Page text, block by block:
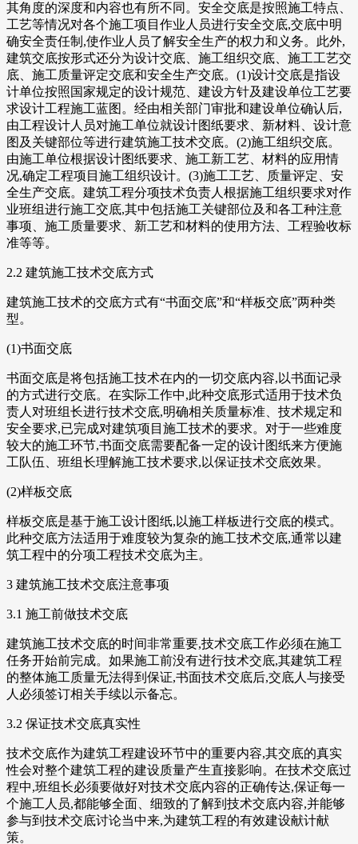
其角度的深度和内容也有所不同。安全交底是按照施工特点、
工艺等情况对各个施工项目作业人员进行安全交底,交底中明
确安全责任制,使作业人员了解安全生产的权力和义务。此外,
建筑交底按形式还分为设计交底、施工组织交底、施工工艺交
底、施工质量评定交底和安全生产交底。(1)设计交底是指设
计单位按照国家规定的设计规范、建设方针及建设单位工艺要
求设计工程施工蓝图。经由相关部门审批和建设单位确认后,
由工程设计人员对施工单位就设计图纸要求、新材料、设计意
图及关键部位等进行建筑施工技术交底。(2)施工组织交底。
由施工单位根据设计图纸要求、施工新工艺、材料的应用情
况,确定工程项目施工组织设计。(3)施工工艺、质量评定、安
全生产交底。建筑工程分项技术负责人根据施工组织要求对作
业班组进行施工交底,其中包括施工关键部位及和各工种注意
事项、施工质量要求、新工艺和材料的使用方法、工程验收标
准等等。
2.2 建筑施工技术交底方式
建筑施工技术的交底方式有“书面交底”和“样板交底”两种类
型。
(1)书面交底
书面交底是将包括施工技术在内的一切交底内容,以书面记录
的方式进行交底。在实际工作中,此种交底形式适用于技术负
责人对班组长进行技术交底,明确相关质量标准、技术规定和
安全要求,已完成对建筑项目施工技术的要求。对于一些难度
较大的施工环节,书面交底需要配备一定的设计图纸来方便施
工队伍、班组长理解施工技术要求,以保证技术交底效果。
(2)样板交底
样板交底是基于施工设计图纸,以施工样板进行交底的模式。
此种交底方法适用于难度较为复杂的施工技术交底,通常以建
筑工程中的分项工程技术交底为主。
3 建筑施工技术交底注意事项
3.1 施工前做技术交底
建筑施工技术交底的时间非常重要,技术交底工作必须在施工
任务开始前完成。如果施工前没有进行技术交底,其建筑工程
的整体施工质量无法得到保证,书面技术交底后,交底人与接受
人必须签订相关手续以示备忘。
3.2 保证技术交底真实性
技术交底作为建筑工程建设环节中的重要内容,其交底的真实
性会对整个建筑工程的建设质量产生直接影响。在技术交底过
程中,班组长必须要做好对技术交底内容的正确传达,保证每一
个施工人员,都能够全面、细致的了解到技术交底内容,并能够
参与到技术交底讨论当中来,为建筑工程的有效建设献计献
策。